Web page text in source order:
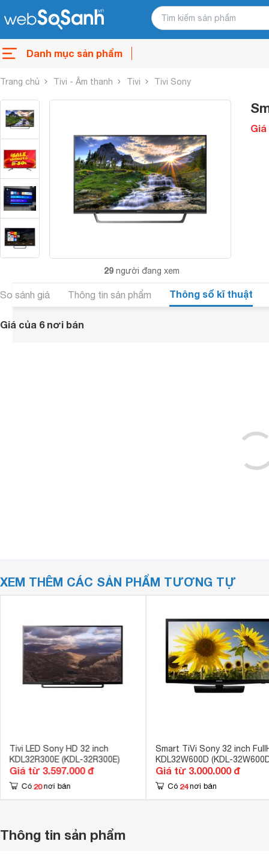
Danh mục sản phẩm
Trang chủ Tivi - Âm thanh Tivi Tivi Sony
29 người đang xem
Giá
So sánh giá Thông tin sản phẩm Thông số kĩ thuật
Giá của 6 nơi bán
XEM THÊM CÁC SẢN PHẨM TƯƠNG TỰ
Tivi LED Sony HD 32 inch
KDL32R300E (KDL-32R300E)
Giá từ 3.597.000 đ
Có 20 nơi bán
Smart TiVi Sony 32 inch
KDL32W600D (KDL-
Giá từ 3.000.000 đ
Có 24 nơi bán
Thông tin sản phẩm